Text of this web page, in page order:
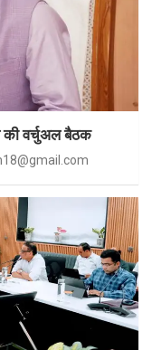
की वर्चुअल बैठक